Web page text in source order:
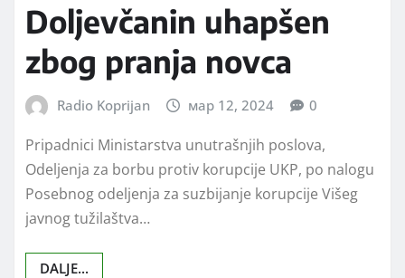
Doljevčanin uhapšen
zbog pranja novca
Radio Koprijan мар 12, 2024 0
Pripadnici Ministarstva unutrašnjih poslova,
Odelјenja za borbu protiv korupcije UKP, po nalogu
Posebnog odelјenja za suzbijanje korupcije Višeg
javnog tužilaštva…
DALJE...